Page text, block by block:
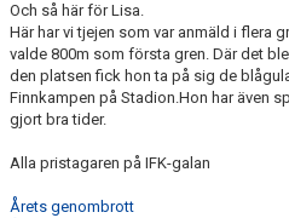
Och så här för Lisa.
Här har vi tjejen som var anmäld i flera
valde 800m som första gren. Där det
den platsen fick hon ta på sig de
Finnkampen på Stadion.Hon har även
gjort bra tider.
Alla pristagaren på IFK-galan
Årets genombrott